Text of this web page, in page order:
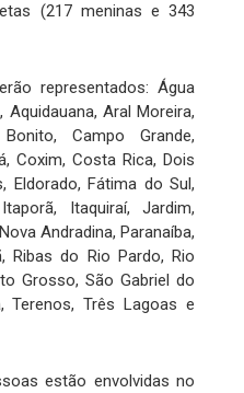
(217 meninas e 343
representados: Água
Aral Moreira,
Campo Grande,
Coxim, Costa Rica, Dois
Eldorado, Fátima do Sul,
Itaquiraí, Jardim,
Andradina, Paranaíba,
Ribas do Rio Pardo, Rio
Grosso, São Gabriel do
Terenos, Três Lagoas e
estão envolvidas no